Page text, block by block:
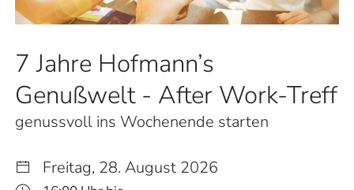
7 Jahre Hofmann’s
Genußwelt - After Work-Treff
genussvoll ins Wochenende starten
Freitag, 28. August 2026